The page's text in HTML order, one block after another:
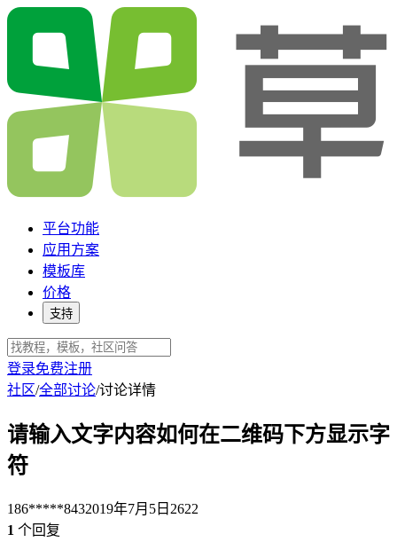
平台功能
应用方案
模板库
价格
支持
登录免费注册
社区/全部讨论/讨论详情
请输入文字内容如何在二维码下方显示字
符
186*****8432019年7月5日 2622
1 个回复